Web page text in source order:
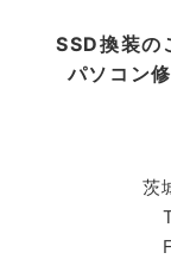
SSD換装の
パソコン
茨